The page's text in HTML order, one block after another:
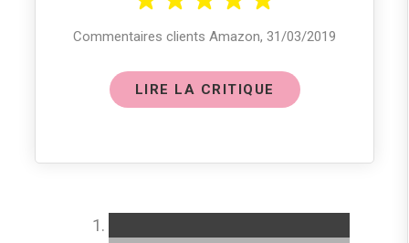
Commentaires clients Amazon, 31/03/2019
LIRE LA CRITIQUE